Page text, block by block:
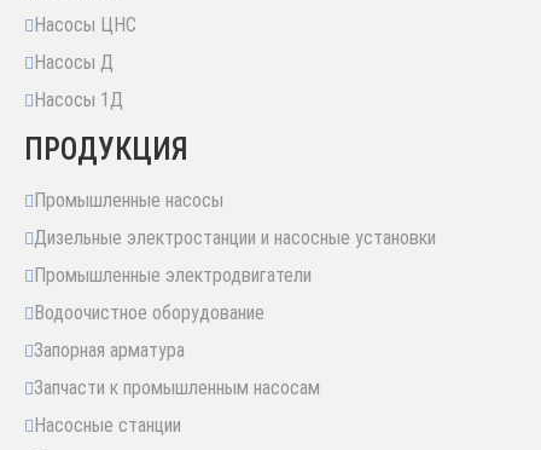
Насосы ЦНС
Насосы Д
Насосы 1Д
ПРОДУКЦИЯ
Промышленные насосы
Дизельные электростанции и насосные установки
Промышленные электродвигатели
Водоочистное оборудование
Запорная арматура
Запчасти к промышленным насосам
Насосные станции